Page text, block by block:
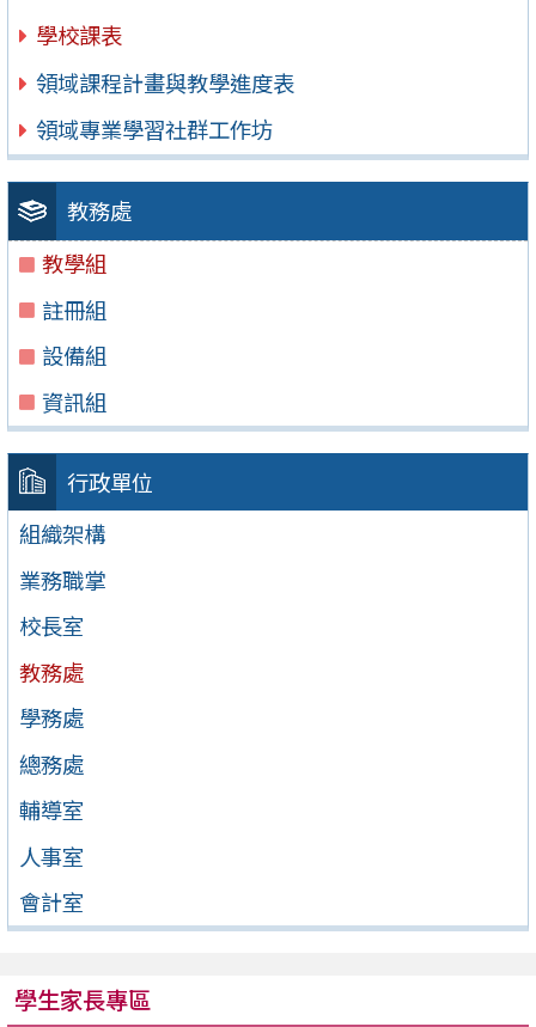
學校課表
領域課程計畫與教學進度表
領域專業學習社群工作坊
教務處
教學組
註冊組
設備組
資訊組
行政單位
組織架構
業務職掌
校長室
教務處
學務處
總務處
輔導室
人事室
會計室
學生家長專區